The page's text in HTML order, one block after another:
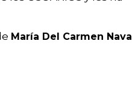
María Del Carmen